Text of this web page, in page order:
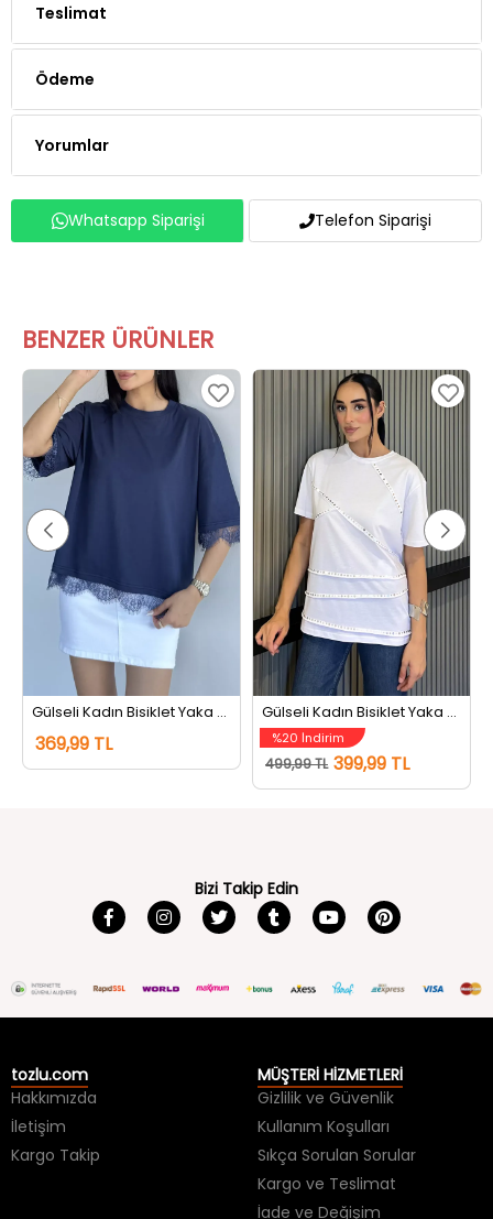
Teslimat
Ödeme
Yorumlar
Whatsapp Siparişi Telefon Siparişi
BENZER ÜRÜNLER
Gülseli Kadın Bisiklet Yaka Dantel Detaylı Tişört Lacivert
369,99 TL
Gülseli Kadın Bisiklet Yaka Tarz Tişört Beyaz
%20 İndirim
499,99 TL 399,99 TL
Bizi Takip Edin
tozlu.com
Hakkımızda
İletişim
Kargo Takip
MÜŞTERİ HİZMETLERİ
Gizlilik ve Güvenlik
Kullanım Koşulları
Sıkça Sorulan Sorular
Kargo ve Teslimat
İade ve Değişim